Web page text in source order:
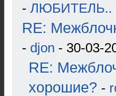
- ЛЮБИТЕЛЬ..
RE:
- djon - 30-03-
RE:
хорошие? -